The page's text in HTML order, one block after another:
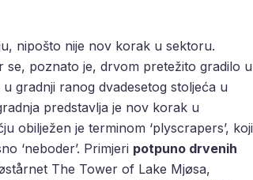
nipošto nije nov korak u sektoru.
poznato je, drvom pretežito gradilo u
gradnji ranog dvadesetog stoljeća u
predstavlja je nov korak u
obilježen je terminom ‘plyscrapers’, koji
‘neboder’. Primjeri potpuno drvenih
The Tower of Lake Mjøsa,